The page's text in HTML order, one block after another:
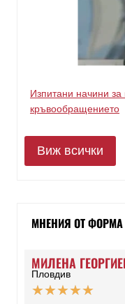
Изпитани начини
кръвообращението
Виж всички
МНЕНИЯ ОТ ФОРМА
МИЛЕНА
Пловдив
★★★★★